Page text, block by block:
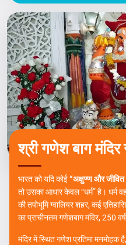
श्री गणेश बाग मंदिर
भारत को यदि कोई“अक्षुण्ण और जीवित
तो उसका आधार केवल “धर्म” है। धर्म
की तपोभूमि ग्वालियर शहर, कई
का प्राचीनतम गणेशबाग मंदिर, 250
मंदिर में स्थित गणेश प्रतिमा मनमोहक